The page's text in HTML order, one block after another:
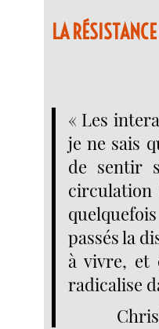
LA
« Les
je ne sais
de sentir
circulation
passés la
à vivre, et
radicalise